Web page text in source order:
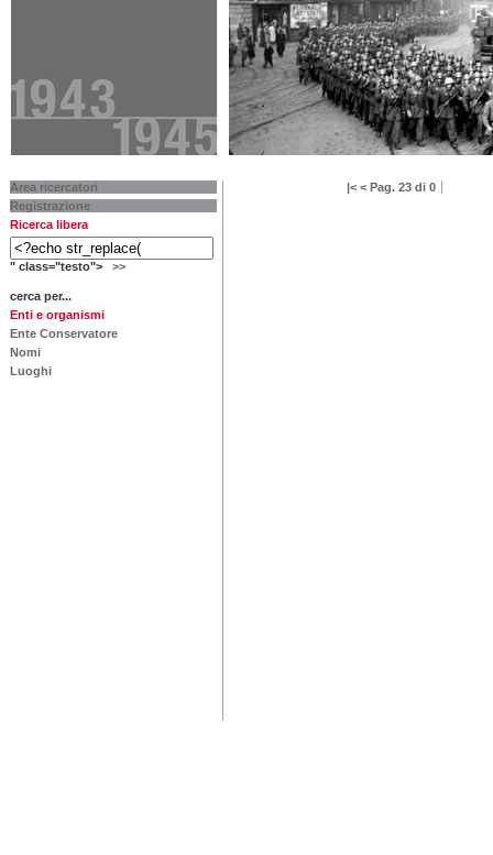
Area ricercatori
Registrazione
Ricerca libera
" class="testo"> >>
cerca per...
Enti e organismi
Ente Conservatore
Nomi
Luoghi
|< < Pag. 23 di 0